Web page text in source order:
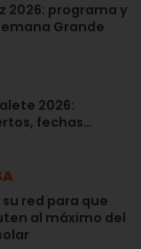
2026: programa y
Grande
2026:
fechas…
red para que
al máximo del